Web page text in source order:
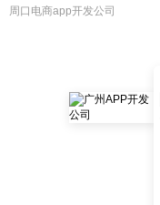
周口电商app开发公司